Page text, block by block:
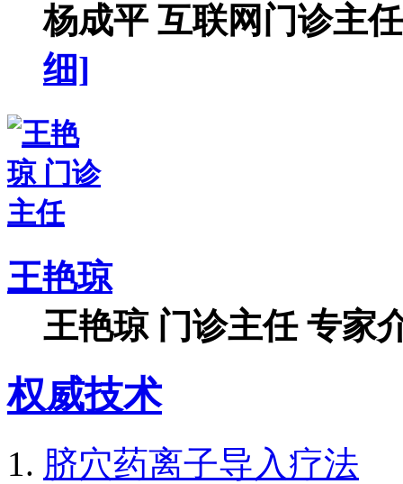
杨成平 互联网门诊主
细]
王艳琼
王艳琼 门诊主任 专家
权威技术
脐穴药离子导入疗法